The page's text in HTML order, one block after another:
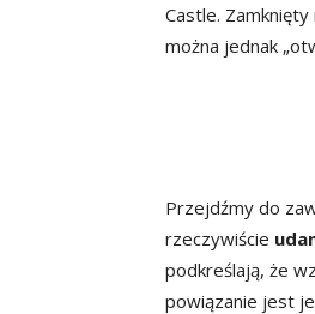
Castle.
można jednak
Przejdźmy do
rzeczywiście
podkreślają, że
powiązanie jest